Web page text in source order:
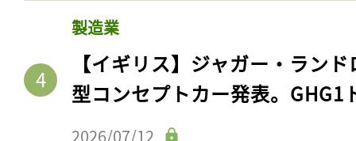
製造業
【イギリス】ジャガー・ラン
型コンセプトカー発表。GHG1
2026/07/12